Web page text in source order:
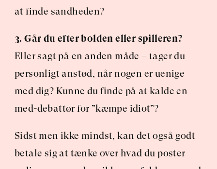
at finde sandheden?
3. Går du efter bolden eller spilleren?
Eller sagt på en anden måde – tager du
personligt anstød, når nogen er uenige
med dig? Kunne du finde på at kalde en
med-debattør for ”kæmpe idiot”?
Sidst men ikke mindst, kan det også godt
betale sig at tænke over hvad du poster